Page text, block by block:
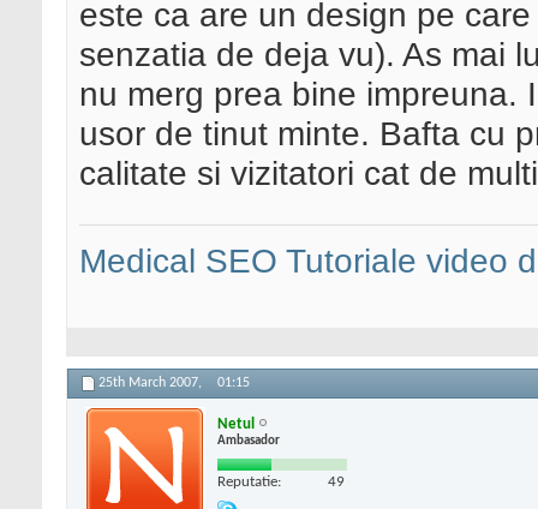
este ca are un design pe
senzatia de deja vu). As mai
nu merg prea bine impreuna.
usor de tinut minte. Bafta cu
calitate si vizitatori cat de
Medical SEO Tutoriale video
25th March 2007, 01:15
Netul
Ambasador
Reputatie: 49